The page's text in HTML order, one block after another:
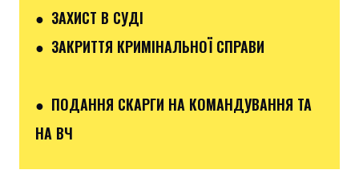
● ЗАХИСТ В СУДІ
● ЗАКРИТТЯ КРИМІНАЛЬНОЇ СПРАВИ
● ПОДАННЯ СКАРГИ НА КОМАНДУВАННЯ ТА
НА ВЧ